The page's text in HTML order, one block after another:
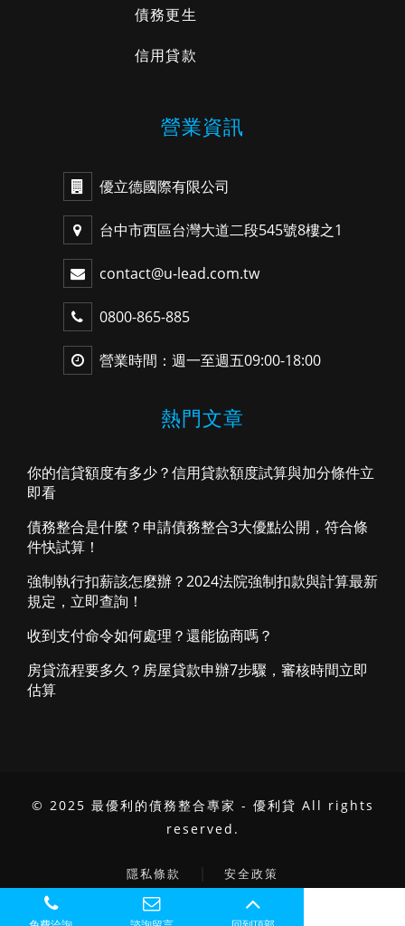
債務更生
信用貸款
營業資訊
優立德國際有限公司
台中市西區台灣大道二段545號8樓之1
contact@u-lead.com.tw
0800-865-885
營業時間：週一至週五09:00-18:00
熱門文章
你的信貸額度有多少？信用貸款額度試算與加分條件立
即看
債務整合是什麼？申請債務整合3大優點公開，符合條
件快試算！
強制執行扣薪該怎麼辦？2024法院強制扣款與計算最新
規定，立即查詢！
收到支付命令如何處理？還能協商嗎？
房貸流程要多久？房屋貸款申辦7步驟，審核時間立即
估算
© 2025 最優利的債務整合專家 - 優利貸 All rights
reserved.
隱私條款 安全政策